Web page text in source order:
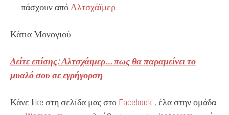
πάσχουν απόΑλτσχάϊμερ.
Κάτια Μονογιού
Δείτε επίσης: Αλτσχάιμερ… πως θα παραμείνει το
μυαλό σου σε εγρήγορση
Κάνε like στη σελίδα μας στο Facebook , έλα στην ομάδα